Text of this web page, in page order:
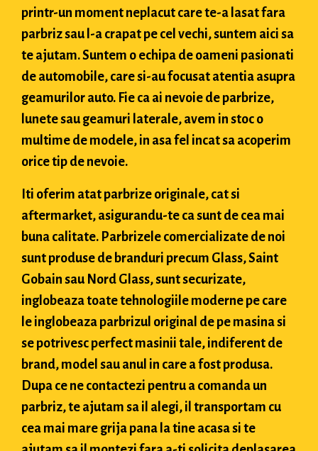
printr-un moment neplacut care te-a lasat fara
parbriz sau l-a crapat pe cel vechi, suntem aici sa
te ajutam. Suntem o echipa de oameni pasionati
de automobile, care si-au focusat atentia asupra
geamurilor auto. Fie ca ai nevoie de parbrize,
lunete sau geamuri laterale, avem in stoc o
multime de modele, in asa fel incat sa acoperim
orice tip de nevoie.
Iti oferim atat parbrize originale, cat si
aftermarket, asigurandu-te ca sunt de cea mai
buna calitate. Parbrizele comercializate de noi
sunt produse de branduri precum Glass, Saint
Gobain sau Nord Glass, sunt securizate,
inglobeaza toate tehnologiile moderne pe care
le inglobeaza parbrizul original de pe masina si
se potrivesc perfect masinii tale, indiferent de
brand, model sau anul in care a fost produsa.
Dupa ce ne contactezi pentru a comanda un
parbriz, te ajutam sa il alegi, il transportam cu
cea mai mare grija pana la tine acasa si te